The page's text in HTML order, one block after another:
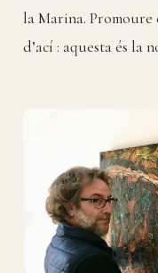
la Marina. Promoure
d’ací : aquesta és la